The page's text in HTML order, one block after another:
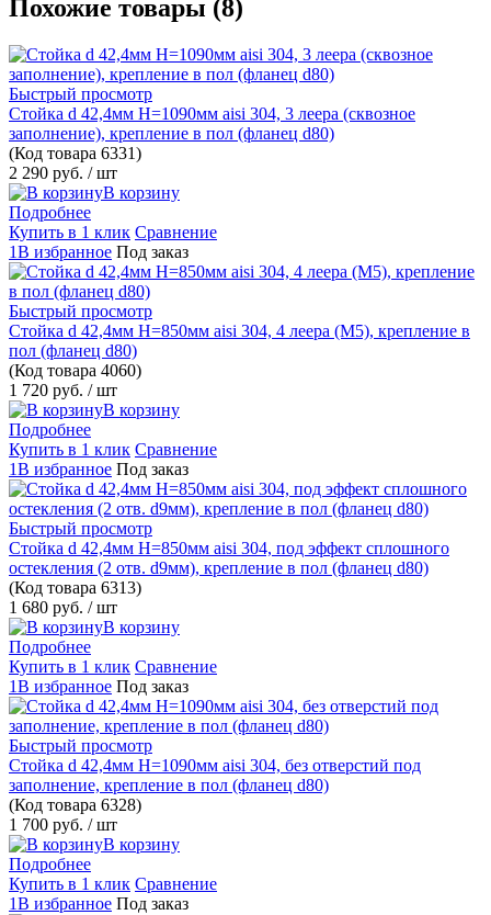
Похожие товары (8)
Быстрый просмотр
Стойка d 42,4мм H=1090мм aisi 304, 3 леера (сквозное
заполнение), крепление в пол (фланец d80)
(Код товара 6331)
2 290 руб. / шт
В корзину
Подробнее
Купить в 1 клик Сравнение
1В избранное Под заказ
Быстрый просмотр
Стойка d 42,4мм H=850мм aisi 304, 4 леера (М5), крепление в
пол (фланец d80)
(Код товара 4060)
1 720 руб. / шт
В корзину
Подробнее
Купить в 1 клик Сравнение
1В избранное Под заказ
Быстрый просмотр
Стойка d 42,4мм H=850мм aisi 304, под эффект сплошного
остекления (2 отв. d9мм), крепление в пол (фланец d80)
(Код товара 6313)
1 680 руб. / шт
В корзину
Подробнее
Купить в 1 клик Сравнение
1В избранное Под заказ
Быстрый просмотр
Стойка d 42,4мм H=1090мм aisi 304, без отверстий под
заполнение, крепление в пол (фланец d80)
(Код товара 6328)
1 700 руб. / шт
В корзину
Подробнее
Купить в 1 клик Сравнение
1В избранное Под заказ